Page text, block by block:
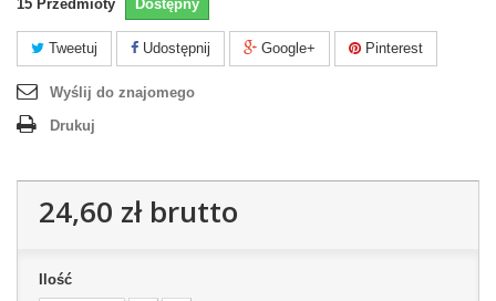
15 Przedmioty Dostępny
Tweetuj Udostępnij Google+ Pinterest
Wyślij do znajomego
Drukuj
24,60 złbrutto
Ilość